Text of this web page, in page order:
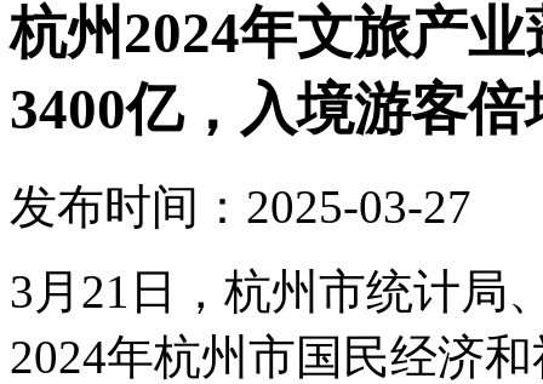
杭州2024年文旅产
3400亿，入境游客倍
发布时间：2025-03-27
3月21日，杭州市统计局
2024年杭州市国民经济